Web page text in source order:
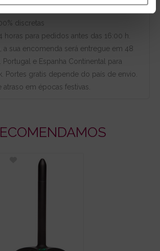
discretas
horas para pedidos antes das 16:00 h.
a sua encomenda será entregue em 48
Portugal e Espanha Continental para
Portes gratis depende do país de envio.
em épocas festivas.